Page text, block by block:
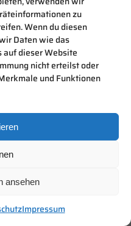
zu
Wenn du diesen
Daten wie das
dieser Website
nicht erteilst oder
und Funktionen
ansehen
Impressum